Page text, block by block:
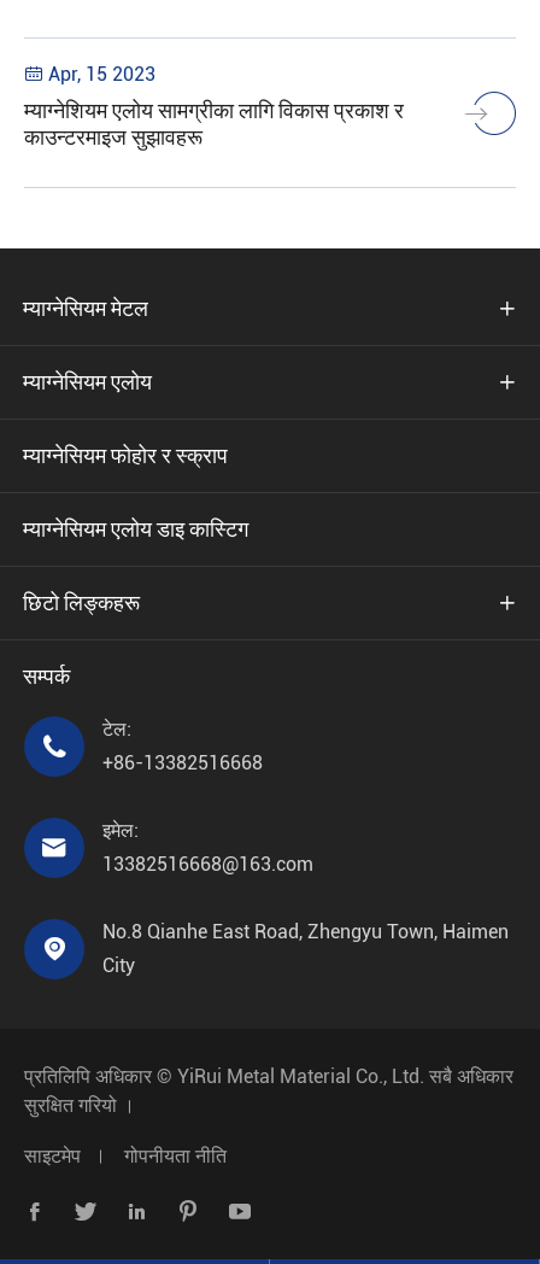
 Apr, 15 2023
म्याग्नेशियम एलोय सामग्रीका लागि विकास प्रकाश र
काउन्टरमाइज सुझावहरू
म्याग्नेसियम मेटल 
म्याग्नेसियम एलोय 
म्याग्नेसियम फोहोर र स्क्राप
म्याग्नेसियम एलोय डाइ कास्टिग
छिटो लिङ्कहरू 
सम्पर्क

टेल:
+86-13382516668

इमेल:
13382516668@163.com

No.8 Qianhe East Road, Zhengyu Town, Haimen
City
प्रतिलिपि अधिकार © YiRui Metal Material Co., Ltd. सबै अधिकार
सुरक्षित गरियो ।
साइटमेप गोपनीयता नीति
    